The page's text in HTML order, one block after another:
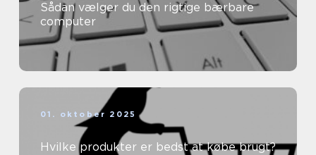
Sådan vælger du den rigtige bærbare
computer
01. oktober 2025
Hvilke produkter er bedst at købe brugt?